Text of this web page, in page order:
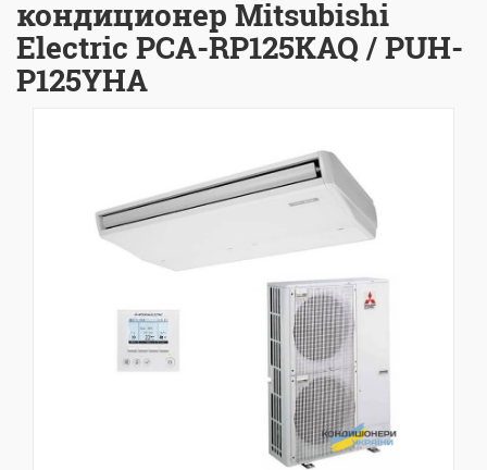
кондиционер Mitsubishi
Electric PCA-RP125KAQ / PUH-
P125YHA